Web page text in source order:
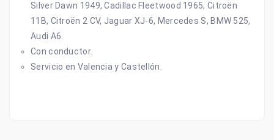
Silver Dawn 1949, Cadillac Fleetwood 1965, Citroën
11B, Citroën 2 CV, Jaguar XJ-6, Mercedes S, BMW 525,
Audi A6.
Con conductor.
Servicio en Valencia y Castellón.